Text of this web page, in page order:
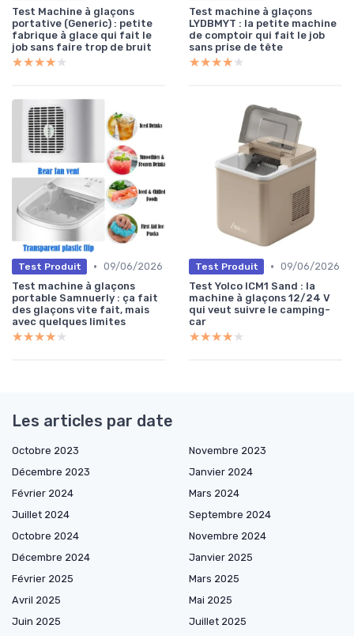
Test Machine à glaçons
portative (Generic) : petite
fabrique à glace qui fait le
job sans faire trop de bruit
★★★★★
★★★★★
Test machine à glaçons
LYDBMYT : la petite machine
de comptoir qui fait le job
sans prise de tête
★★★★★
★★★★★
Test Produit • 09/06/2026
Test machine à glaçons
portable Samnuerly : ça fait
des glaçons vite fait, mais
avec quelques limites
★★★★★
★★★★★
Test Produit • 09/06/2026
Test Yolco ICM1 Sand : la
machine à glaçons 12/24 V
qui veut suivre le camping-
car
★★★★★
★★★★★
Les articles par date
Octobre 2023
Novembre 2023
Décembre 2023
Janvier 2024
Février 2024
Mars 2024
Juillet 2024
Septembre 2024
Octobre 2024
Novembre 2024
Décembre 2024
Janvier 2025
Février 2025
Mars 2025
Avril 2025
Mai 2025
Juin 2025
Juillet 2025